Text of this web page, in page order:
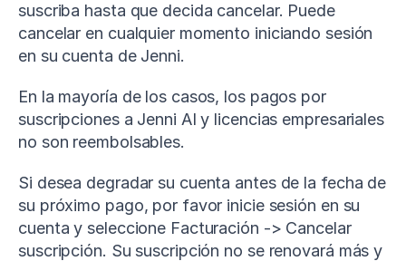
suscriba hasta que decida cancelar. Puede
cancelar en cualquier momento iniciando sesión
en su cuenta de Jenni.
En la mayoría de los casos, los pagos por
suscripciones a Jenni AI y licencias empresariales
no son reembolsables.
Si desea degradar su cuenta antes de la fecha de
su próximo pago, por favor inicie sesión en su
cuenta y seleccione Facturación -> Cancelar
suscripción. Su suscripción no se renovará más y